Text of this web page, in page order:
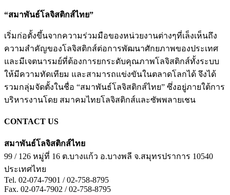
“สมาพันธ์โลจิสติกส์ไทย”
เริ่มก่อตั้งขึ้นจากความร่วมมือของหน่วยงานต่างๆที่เล็งเห็นถึง
ความสำคัญของโลจิสติกส์ต่อการพัฒนาศักยภาพของประเทศ
และมีเจตนารมย์ที่ต้องการยกระดับคุณภาพโลจิสติกส์ทั้งระบบ
ให้มีความทัดเทียม และสามารถแข่งขันในตลาดโลกได้ จึงได้
รวมกลุ่มจัดตั้งในชื่อ “สมาพันธ์โลจิสติกส์ไทย” ซึ่งอยู่ภายใต้การ
บริหารงานโดย สมาคมไทยโลจิสติกส์และซัพพลายเชน
CONTACT US
สมาพันธ์โลจิสติกส์ไทย
99 / 126 หมู่ที่ 16 ต.บางแก้ว อ.บางพลี จ.สมุทรปราการ 10540
ประเทศไทย
Tel. 02-074-7901 / 02-758-8795
Fax. 02-074-7902 / 02-758-8795